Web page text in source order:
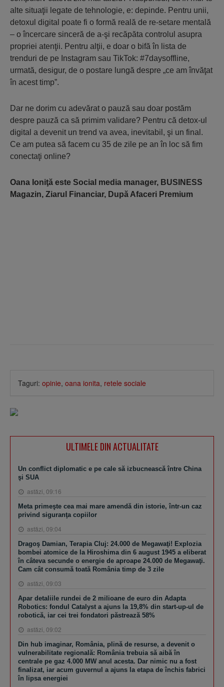
alte situaţii legate de tehnologie, e: depinde. Pentru unii,
detoxul digital poate fi o formă reală de re-setare mentală
– o încercare sinceră de a-şi recăpăta controlul asupra
propriei atenţii. Pentru alţii, e doar o bifă în lista de
trenduri de pe Instagram sau TikTok: #7daysoffline,
urmată, desigur, de o postare lungă despre „ce am învăţat
în acest timp”.
Dar ne dorim cu adevărat o pauză sau doar postăm
despre pauză ca să primim validare? Pentru că detox-ul
digital a devenit un trend va avea, inevitabil, şi un final.
Ce am putea să facem cu 35 de zile pe an în loc să fim
conectaţi online?
Oana Ioniţă este Social media manager, BUSINESS
Magazin, Ziarul Financiar, După Afaceri Premium
Taguri: opinie, oana ionita, retele sociale
ULTIMELE DIN ACTUALITATE
Un conflict diplomatic e pe cale să izbucnească între China
şi SUA
astăzi, 09:16
Meta primeşte cea mai mare amendă din istorie, într-un caz
privind siguranţa copiilor
astăzi, 09:04
Dragoş Damian, Terapia Cluj: 24.000 de Megawaţi! Explozia
bombei atomice de la Hiroshima din 6 august 1945 a eliberat
în câteva secunde o energie de aproape 24.000 de Megawaţi.
Cam cât consumă toată România timp de 3 zile
astăzi, 09:03
Apar detaliile rundei de 2 milioane de euro din Adapta
Robotics: fondul Catalyst a ajuns la 19,8% din start-up-ul de
robotică, iar cei trei fondatori păstrează 58%
astăzi, 09:02
Din hub imaginar, România, plină de resurse, a devenit o
vulnerabilitate regională: România trebuia să aibă în
centrale pe gaz 4.000 MW anul acesta. Dar nimic nu a fost
finalizat, iar acum guvernul a ajuns la etapa de închis fabrici
în lipsa energiei